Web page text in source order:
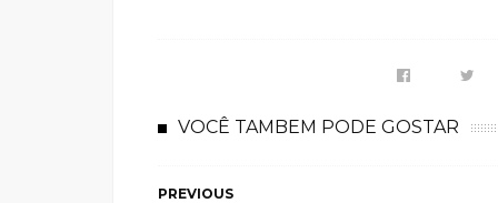
VOCÊ TAMBEM PODE GOSTAR
PREVIOUS